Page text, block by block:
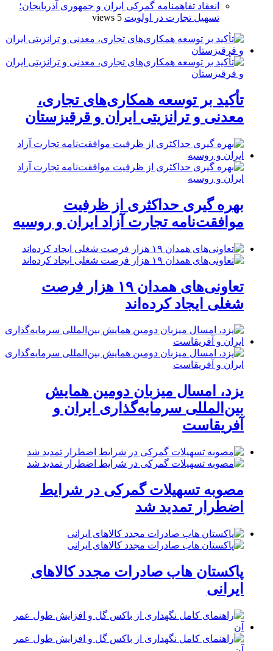
انعقاد تفاهمنامه گمرکی ایران و جمهوری آذربایجان؛
تسهیل تجارت در اولویت 5 views
تأکید بر توسعه همکاری‌های تجاری،
معدنی و ترانزیتی ایران و قرقیزستان
بهره گیری حداکثری از ظرفیت
موافقت‌نامه تجارت آزاد ایران و روسیه
تعاونی‌های همدان ۱۹ هزار فرصت
شغلی ایجاد کرده‌اند
یزد، امسال میزبان دومین همایش
بین‌المللی سرمایه‌گذاری ایران و
آفریقاست
مصوبه تسهیلات گمرکی در شرایط
اضطرار تمدید شد
پاکستان هاب صادرات مجدد کالاهای
ایرانی